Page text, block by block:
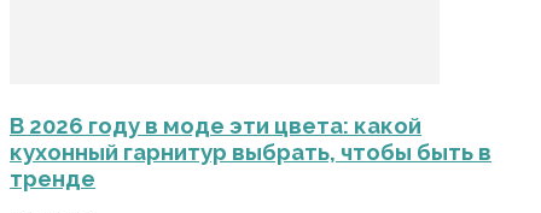
В 2026 году в моде эти цвета: какой
кухонный гарнитур выбрать, чтобы быть в
тренде